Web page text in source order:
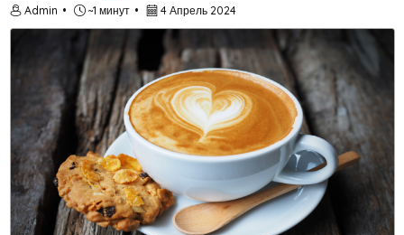
Admin ~1 минут 4 Апрель 2024